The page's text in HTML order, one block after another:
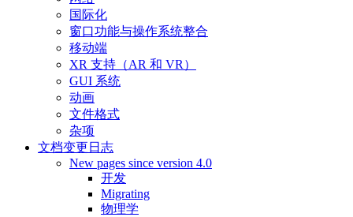
国际化
窗口功能与操作系统整合
移动端
XR 支持（AR 和 VR）
GUI 系统
动画
文件格式
杂项
文档变更日志
New pages since version 4.0
开发
Migrating
物理学